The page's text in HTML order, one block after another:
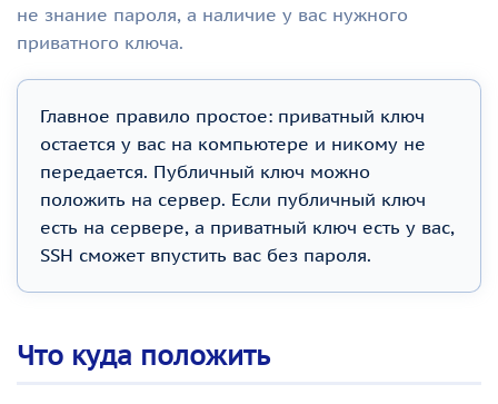
не знание пароля, а наличие у вас нужного
приватного ключа.
Главное правило простое: приватный ключ
остается у вас на компьютере и никому не
передается. Публичный ключ можно
положить на сервер. Если публичный ключ
есть на сервере, а приватный ключ есть у вас,
SSH сможет впустить вас без пароля.
Что куда положить